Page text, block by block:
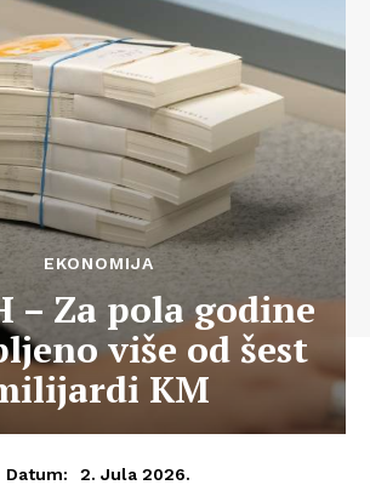
EKONOMIJA
– Za pola godine
više od šest
KM
Datum: 2. Jula 2026.